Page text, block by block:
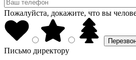
Пожалуйста, докажите, что вы
Письмо директору